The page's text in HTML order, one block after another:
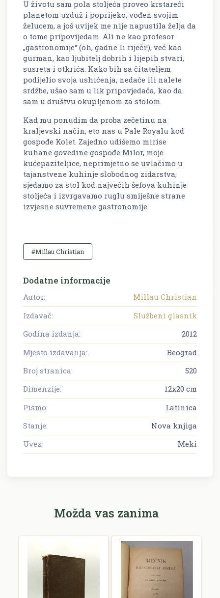
U životu sam pola stoljeća proveo krstareći
planetom uzduž i poprijeko, vođen svojim
želucem, a još uvijek me nije napustila želja da
o tome pripovijedam. Ali ne kao profesor
„gastronomije“ (oh, gadne li riječi!), već kao
gurman, kao ljubitelj dobrih i lijepih stvari,
susreta i otkrića. Kako bih sa čitateljem
podijelio svoja ushićenja, nedaće ili nalete
srdžbe, ušao sam u lik pripovjedača, kao da
sam u društvu okupljenom za stolom.
Kad mu ponudim da proba zečetinu na
kraljevski način, eto nas u Pale Royalu kod
gospođe Kolet. Zajedno udišemo mirise
kuhane govedine gospođe Milor, moje
kućepaziteljice, neprimjetno se uvlačimo u
tajanstvene kuhinje slobodnog zidarstva,
sjedamo za stol kod najvećih šefova kuhinje
stoljeća i izvrgavamo ruglu smiješne strane
izvjesne suvremene gastronomije.
#Millau Christian
Dodatne informacije
Autor:
Millau Christian
Izdavač:
Službeni glasnik
Godina izdanja:
2012
Mjesto izdavanja:
Beograd
Broj stranica:
520
Dimenzije:
12x20 cm
Pismo:
Latinica
Stanje:
Nova knjiga
Uvez:
Meki
Možda vas zanima